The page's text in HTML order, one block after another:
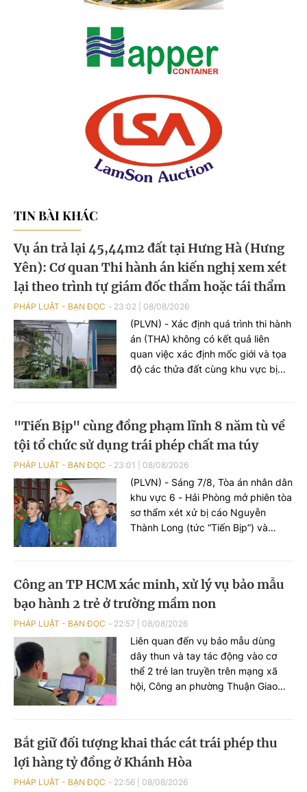
TIN BÀI KHÁC
Vụ án trả lại 45,44m2 đất tại Hưng Hà (Hưng
Yên): Cơ quan Thi hành án kiến nghị xem xét
lại theo trình tự giám đốc thẩm hoặc tái thẩm
PHÁP LUẬT - BẠN ĐỌC 23:02 08/08/2026
(PLVN) - Xác định quá trình thi hành
án (THA) không có kết quả liên
quan việc xác định mốc giới và tọa
độ các thửa đất cùng khu vực bị
giám đốc thẩm hoặc tái thẩm.
"Tiến Bịp" cùng đồng phạm lĩnh 8 năm tù về
tội tổ chức sử dụng trái phép chất ma túy
PHÁP LUẬT - BẠN ĐỌC 23:01 08/08/2026
(PLVN) - Sáng 7/8, Tòa án nhân dân
khu vực 6 - Hải Phòng mở phiên tòa
sơ thẩm xét xử bị cáo Nguyễn
Thành Long (tức “Tiến Bịp”) và
Công an TP HCM xác minh, xử lý vụ bảo mẫu
bạo hành 2 trẻ ở trường mầm non
PHÁP LUẬT - BẠN ĐỌC 22:57 08/08/2026
Liên quan đến vụ bảo mẫu dùng
dây thun và tay tác động vào cơ
thể 2 trẻ lan truyền trên mạng xã
hội, Công an phường Thuận Giao
Bắt giữ đối tượng khai thác cát trái phép thu
lợi hàng tỷ đồng ở Khánh Hòa
PHÁP LUẬT - BẠN ĐỌC 22:56 08/08/2026